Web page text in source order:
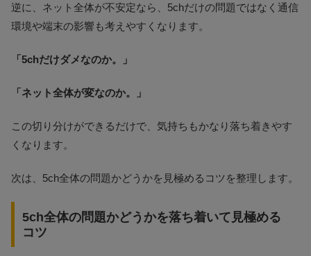
逆に、ネット全体が不安定なら、5chだけの問題ではなく通信
環境や端末の影響も考えやすくなります。
「5chだけダメなのか。」
「ネット全体が変なのか。」
この切り分けができるだけで、気持ちもかなり落ち着きやす
くなります。
次は、5ch全体の問題かどうかを見極めるコツを整理します。
5ch全体の問題かどうかを落ち着いて見極める
コツ